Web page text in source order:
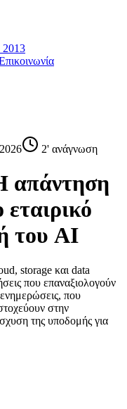
2013
2' ανάγνωση
απάντηση
του AI
storage και data
που επαναξιολογούν
που
στην
της υποδομής για